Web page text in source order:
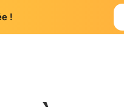
!